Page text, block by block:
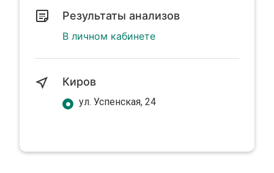
Результаты анализов
В личном кабинете
Киров
ул. Успенская, 24